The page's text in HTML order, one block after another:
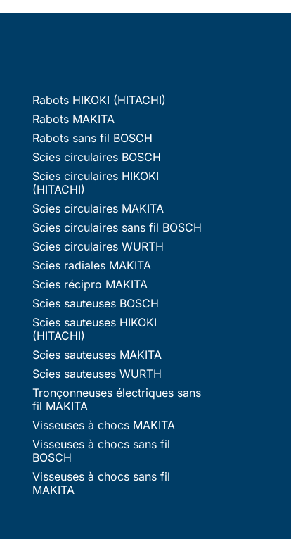
Rabots HIKOKI (HITACHI)
Rabots MAKITA
Rabots sans fil BOSCH
Scies circulaires BOSCH
Scies circulaires HIKOKI
(HITACHI)
Scies circulaires MAKITA
Scies circulaires sans fil BOSCH
Scies circulaires WURTH
Scies radiales MAKITA
Scies récipro MAKITA
Scies sauteuses BOSCH
Scies sauteuses HIKOKI
(HITACHI)
Scies sauteuses MAKITA
Scies sauteuses WURTH
Tronçonneuses électriques sans
fil MAKITA
Visseuses à chocs MAKITA
Visseuses à chocs sans fil
BOSCH
Visseuses à chocs sans fil
MAKITA